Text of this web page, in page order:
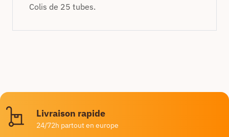
Colis de 25 tubes.
Livraison rapide
24/72h partout en europe